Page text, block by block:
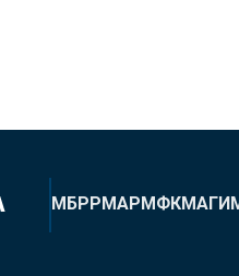
МБРРМАРМФКМАГИ